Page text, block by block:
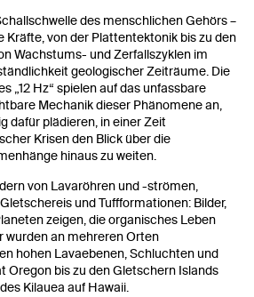
des menschlichen Gehörs –
von der Plattentektonik bis zu den
Wachstums- und Zerfallszyklen im
geologischer Zeiträume. Die
„12 Hz“ spielen auf das unfassbare
Mechanik dieser Phänomene an,
dafür plädieren, in einer Zeit
Krisen den Blick über die
hinaus zu weiten.
von Lavaröhren und -strömen,
und Tuffformationen: Bilder,
zeigen, die organisches Leben
wurden an mehreren Orten
hohen Lavaebenen, Schluchten und
Oregon bis zu den Gletschern Islands
Kilauea auf Hawaii.